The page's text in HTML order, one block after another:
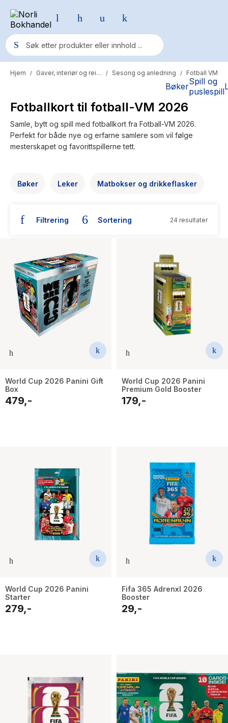
BøkerSpill og
puslespill
Populære søk
Fury Bound - Sable Sorensen
Hjem / Gaver, interiør og reise / Sesong og anledning / Fotball VM
Fotballkort til fotball-VM 2026
Samle, bytt og spill med fotballkort fra Fotball-VM 2026.
Perfekt for både nye og erfarne samlere som vil følge
mesterskapet og favorittspillerne tett.
Bøker Leker Matbokser og drikkeflasker
Filtrering Sortering 24 resultater
World Cup 2026 Panini Gift
Box
479,-
World Cup 2026 Panini
Premium Gold Booster
179,-
World Cup 2026 Panini
Starter
279,-
Fifa 365 Adrenxl 2026
Booster
29,-